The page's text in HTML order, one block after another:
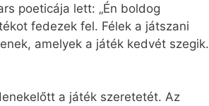
poeticája lett: „Én boldog
fedezek fel. Félek a játszani
amelyek a játék kedvét szegik.
a játék szeretetét. Az